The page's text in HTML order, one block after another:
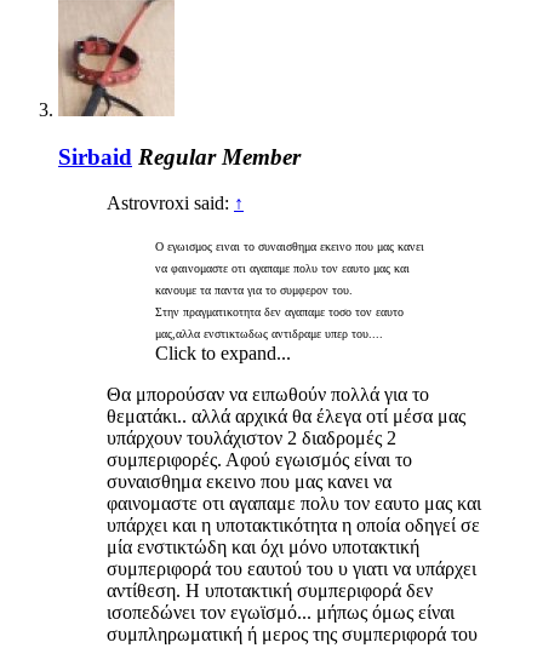
Sirbaid Regular Member
Astrovroxi said: ↑
Ο εγωισμος ειναι το συναισθημα εκεινο που μας κανει
να φαινομαστε οτι αγαπαμε πολυ τον εαυτο μας και
κανουμε τα παντα για το συμφερον του.
Στην πραγματικοτητα δεν αγαπαμε τοσο τον εαυτο
μας,αλλα ενστικτωδως αντιδραμε υπερ του....
Click to expand...
Θα μπορούσαν να ειπωθούν πολλά για το
θεματάκι.. αλλά αρχικά θα έλεγα οτί μέσα μας
υπάρχουν τουλάχιστον 2 διαδρομές 2
συμπεριφορές. Αφού εγωισμός είναι το
συναισθημα εκεινο που μας κανει να
φαινομαστε οτι αγαπαμε πολυ τον εαυτο μας και
υπάρχει και η υποτακτικότητα η οποία οδηγεί σε
μία ενστικτώδη και όχι μόνο υποτακτική
συμπεριφορά του εαυτού του υ γιατι να υπάρχει
αντίθεση. Η υποτακτική συμπεριφορά δεν
ισοπεδώνει τον εγωϊσμό... μήπως όμως είναι
συμπληρωματική ή μερος της συμπεριφορά του